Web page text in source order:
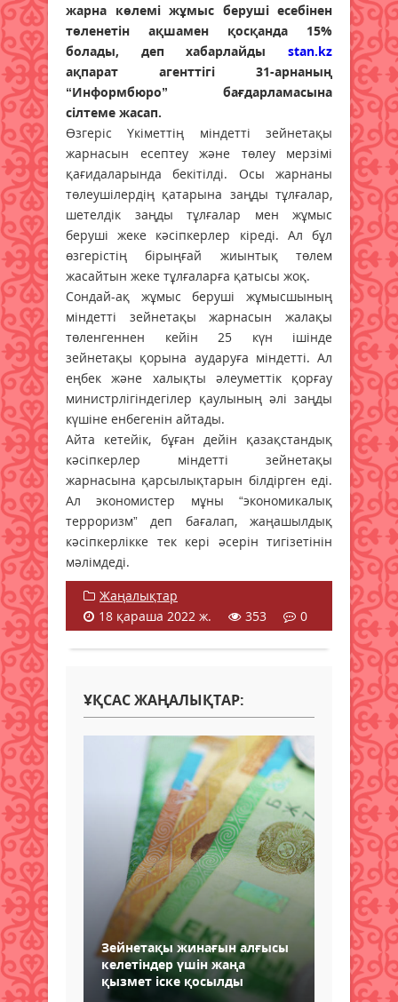
жарна көлемі жұмыс беруші есебінен
төленетін ақшамен қосқанда 15%
болады, деп хабарлайды stan.kz
ақпарат агенттігі 31-арнаның
“Информбюро” бағдарламасына
сілтеме жасап.
Өзгеріс Үкіметтің міндетті зейнетақы
жарнасын есептеу және төлеу мерзімі
қағидаларында бекітілді. Осы жарнаны
төлеушілердің қатарына заңды тұлғалар,
шетелдік заңды тұлғалар мен жұмыс
беруші жеке кәсіпкерлер кіреді. Ал бұл
өзгерістің бірыңғай жиынтық төлем
жасайтын жеке тұлғаларға қатысы жоқ.
Сондай-ақ жұмыс беруші жұмысшының
міндетті зейнетақы жарнасын жалақы
төленгеннен кейін 25 күн ішінде
зейнетақы қорына аударуға міндетті. Ал
еңбек және халықты әлеуметтік қорғау
министрлігіндегілер қаулының әлі заңды
күшіне енбегенін айтады.
Айта кетейік, бұған дейін қазақстандық
кәсіпкерлер міндетті зейнетақы
жарнасына қарсылықтарын білдірген еді.
Ал экономистер мұны “экономикалық
терроризм” деп бағалап, жаңашылдық
кәсіпкерлікке тек кері әсерін тигізетінін
мәлімдеді.
Жаңалықтар
18 қараша 2022 ж.
353 0
ҰҚСАС ЖАҢАЛЫҚТАР:
Зейнетақы жинағын алғысы
келетіндер үшін жаңа
қызмет іске қосылды